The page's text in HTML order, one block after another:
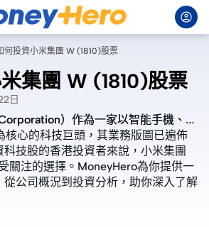
何投資小米集團 W (1810)股票
集團 W (1810)股票
日
）作為一家以智能手機、
核心的科技巨頭，其業務版圖已遍佈
技股的香港投資者來說，小米集團
關注的選擇。MoneyHero為你提供一
公司概況到投資分析，助你深入了解
）作為一家以智能手機、
核心的科技巨頭，其業務版圖已遍佈
技股的香港投資者來說，小米集團
關注的選擇。MoneyHero為你提供一
公司概況到投資分析，助你深入了解